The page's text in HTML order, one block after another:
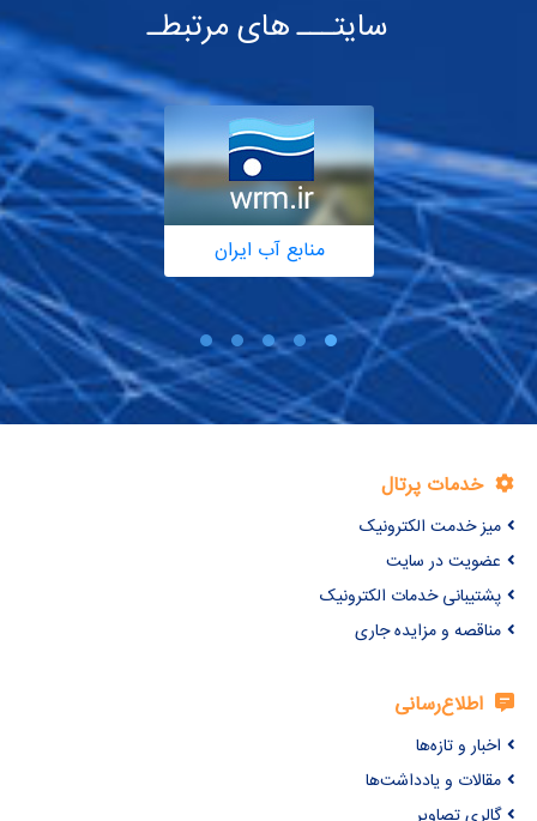
سایتـــ های مرتبطـ
منابع آب ایران
خدمات پرتال
میز خدمت الکترونیک
عضویت در سایت
پشتیبانی خدمات الکترونیک
مناقصه و مزایده جاری
اطلاع‌رسانی
اخبار و تازه‌ها
مقالات و یادداشت‌ها